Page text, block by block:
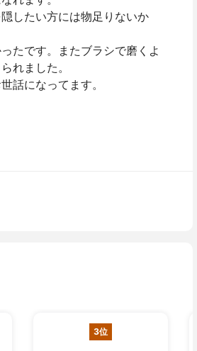
したい方には物足りないか
たです。またブラシで磨くよ
れました。
話になってます。
3位